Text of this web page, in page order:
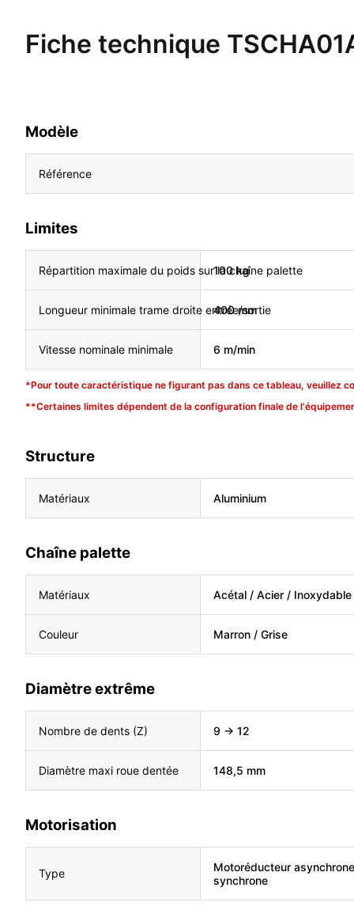
Fiche technique
Modèle
Référence
Limites
Répartition maximale du poids sur la chaîne palette
100 kg
Longueur minimale trame droite entrée/sortie
400 mm
Vitesse nominale minimale 6 m/min
*Pour toute caractéristique ne figurant pas dans ce tableau, veuillez
**Certaines limites dépendent de la configuration finale de
Structure
Matériaux Aluminium
Chaîne palette
Matériaux Acétal / Acier / Inoxydable
Couleur Marron / Grise
Diamètre extrême
Nombre de dents (Z) 9 → 12
Diamètre maxi roue dentée 148,5 mm
Motorisation
Type
Motoréducteur asynchrone /
synchrone